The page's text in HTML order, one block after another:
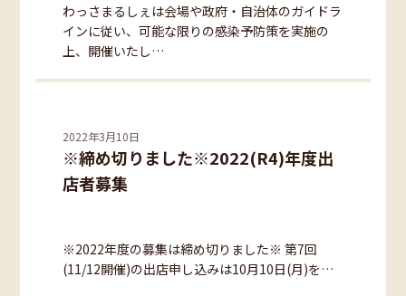
出店者募集
第20回
第19回
お問い合わせ
わっさまるしぇは会場や政府・自治体のガイドラ
インに従い、可能な限りの感染予防策を実施の
上、開催いたし…
2022年3月10日
※締め切りました※2022(R4)年度出
店者募集
※2022年度の募集は締め切りました※ 第7回
(11/12開催)の出店申し込みは10月10日(月)を…